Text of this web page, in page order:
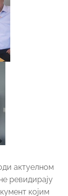
актуелном
ревидирају
којим